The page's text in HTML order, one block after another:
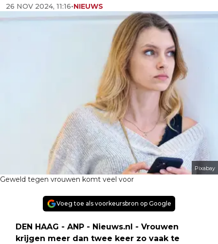
26 NOV 2024, 11:16•NIEUWS
Pixabay
Geweld tegen vrouwen komt veel voor
Voeg toe als voorkeursbron op Google
DEN HAAG - ANP - Nieuws.nl - Vrouwen
krijgen meer dan twee keer zo vaak te